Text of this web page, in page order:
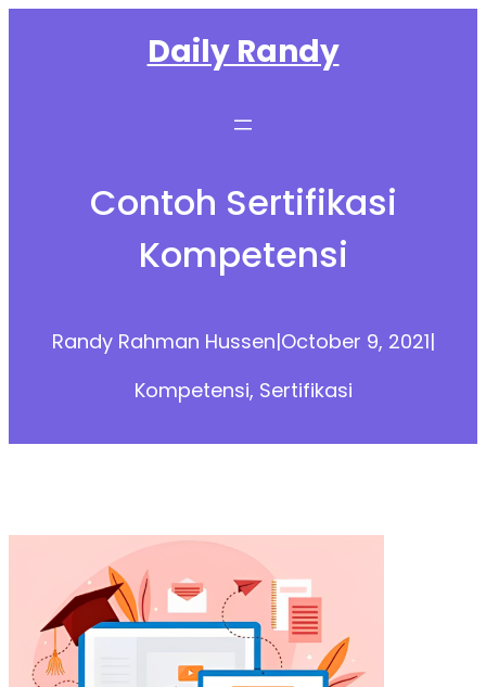
Daily Randy
Contoh Sertifikasi
Kompetensi
Randy Rahman Hussen|October 9, 2021|
Kompetensi, Sertifikasi